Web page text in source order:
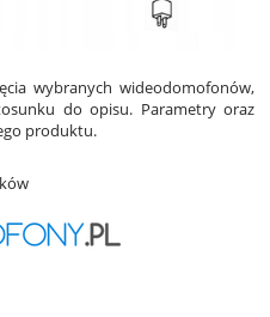
wybranych wideodomofonów,
do opisu. Parametry oraz
produktu.